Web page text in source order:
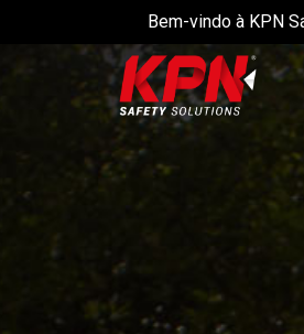
Bem-vindo à KPN